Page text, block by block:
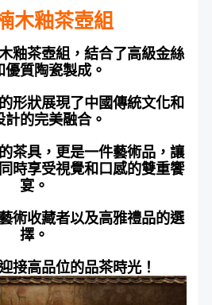
木釉茶壺組
釉茶壺組，結合了高級金絲
優質陶瓷製成。
形狀展現了中國傳統文化和
計的完美融合。
茶具，更是一件藝術品，讓
時享受視覺和口感的雙重饗
宴。
術收藏者以及高雅禮品的選
擇。
接高品位的品茶時光！